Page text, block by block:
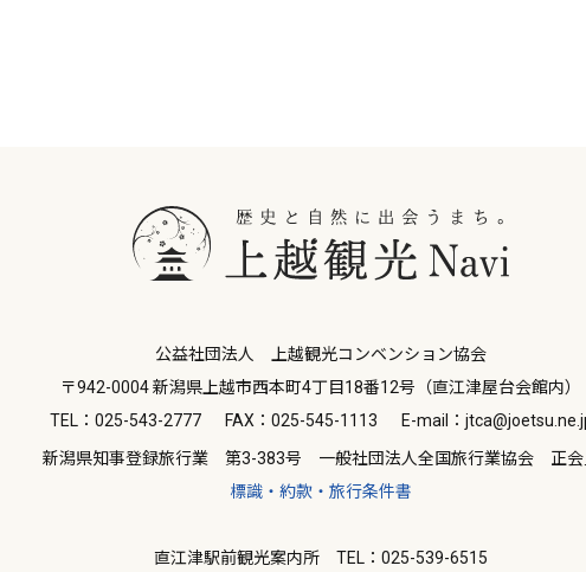
公益社団法人 上越観光コンベンション協会
〒942-0004 新潟県上越市西本町4丁目18番12号（直江津屋台会館内）
TEL：025-543-2777
FAX：025-545-1113
E-mail：
新潟県知事登録旅行業 第3-383号 一般社団法人全国旅行業協会 正会
標識・約款・旅行条件書
直江津駅前観光案内所 TEL：025-539-6515